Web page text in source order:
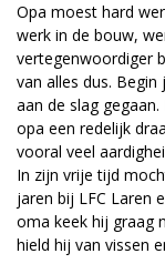
Opa moest hard
werk in de bouw,
vertegenwoordiger
van alles dus.
aan de slag
opa een redelijk
vooral veel
In zijn vrije tijd
jaren bij LFC Laren
oma keek hij graag
hield hij van vissen